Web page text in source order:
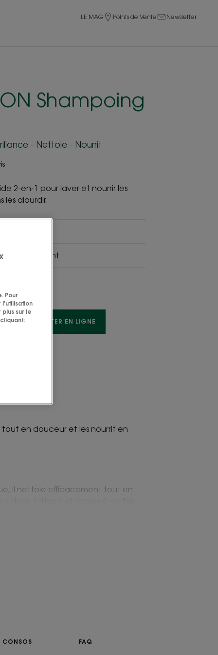
LE MAG Points de Vente Newsletter
Shampoing
- Nettoie - Nourrit
2-en-1 pour laver et nourrir les
les alourdir.
illuminant
ACHETER EN LIGNE
tout en douceur et les nourrit en
il nettoie efficacement tout en
plus souples et renforcés.
au parfum gourmand de
CONSOS FAQ
Pour
l'utilisation
sur le